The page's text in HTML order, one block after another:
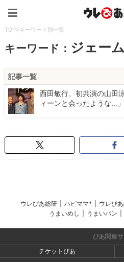
TOP>キーワード別一覧
キーワード： ジェー
記事一覧
西田敏行、初共演の山田
ィーンと会ったような…」
ウレぴあ総研 ハピママ* ウレぴ
うまいめし
うまいパン
ぴあ関連サ
チケットぴあ